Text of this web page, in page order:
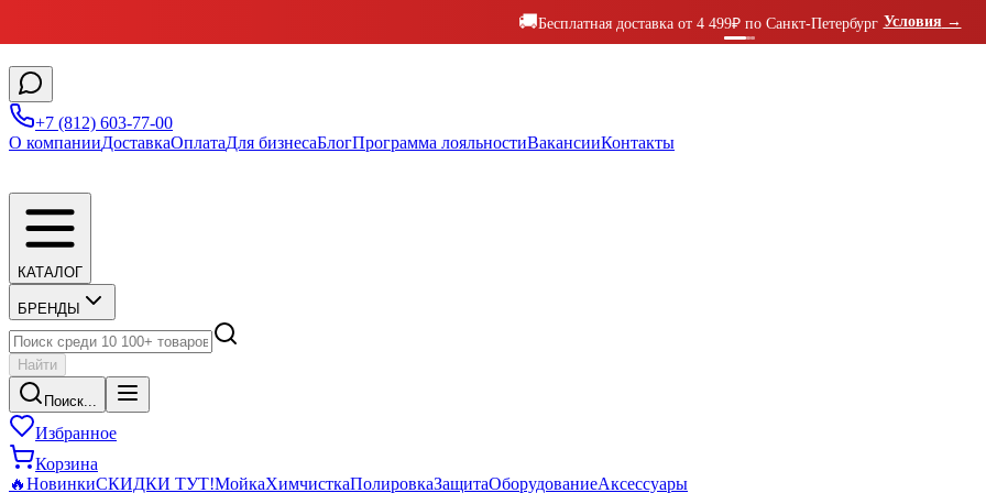
🚚Бесплатная доставка от 4 499₽ по Санкт-Петербург Условия →
+7 (812) 603-77-00
О компанииДоставкаОплатаДля бизнесаБлогПрограмма лояльностиВакансииКонтакты
КАТАЛОГ
БРЕНДЫ
Найти
Поиск...
Избранное
Корзина
🔥НовинкиСКИДКИ ТУТ!МойкаХимчисткаПолировкаЗащитаОборудованиеАксессуары